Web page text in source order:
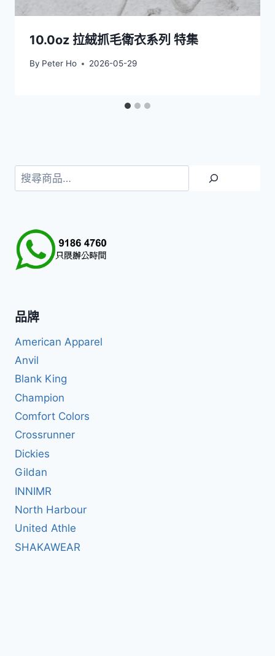
10.0oz 拉絨抓毛衛衣系列 特集
By Peter Ho 2026-05-29
搜
尋
品牌
American Apparel
Anvil
Blank King
Champion
Comfort Colors
Crossrunner
Dickies
Gildan
INNIMR
North Harbour
United Athle
SHAKAWEAR